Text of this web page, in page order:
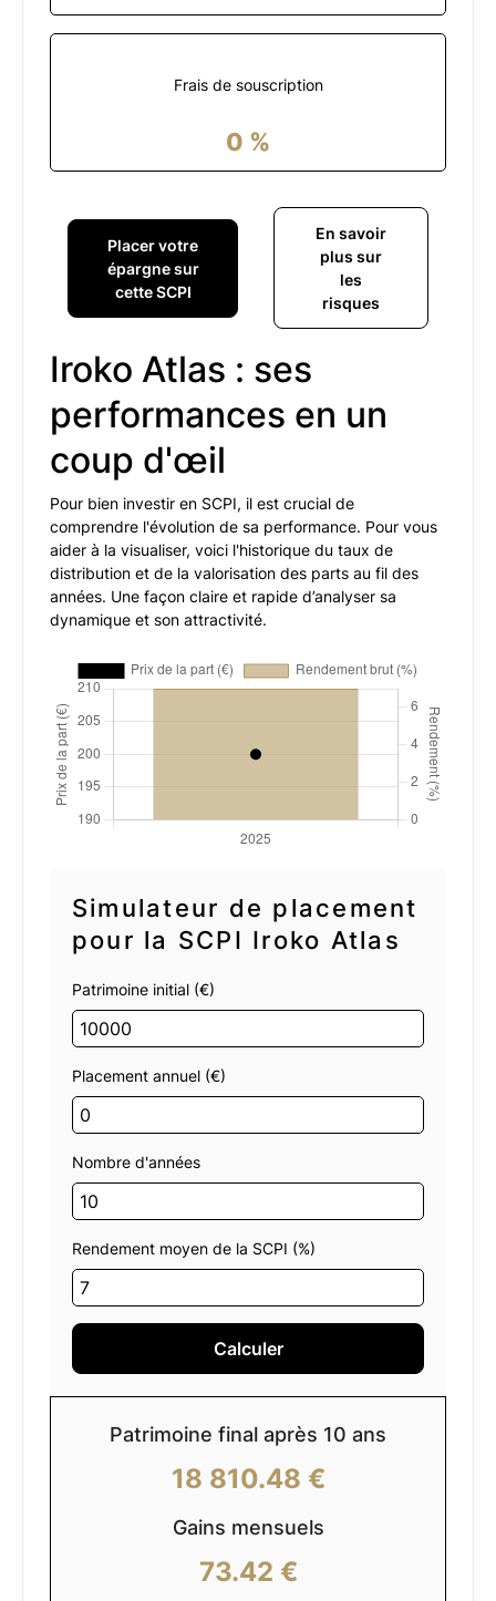
Frais de souscription
0 %
Placer votre
épargne sur
cette SCPI
En savoir
plus sur
les
risques
Iroko Atlas : ses
performances en un
coup d'œil
Pour bien investir en SCPI, il est crucial de
comprendre l'évolution de sa performance. Pour vous
aider à la visualiser, voici l'historique du taux de
distribution et de la valorisation des parts au fil des
années. Une façon claire et rapide d’analyser sa
dynamique et son attractivité.
Simulateur de placement
pour la SCPI Iroko Atlas
Patrimoine initial (€)
Placement annuel (€)
Nombre d'années
Rendement moyen de la SCPI (%)
Calculer
Patrimoine final après 10 ans
18 810.48 €
Gains mensuels
73.42 €